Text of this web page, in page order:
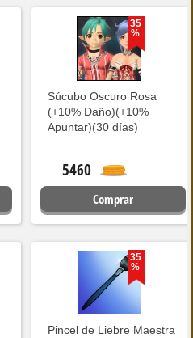
35
%
Súcubo Oscuro Rosa
(+10% Daño)(+10%
Apuntar)(30 días)
5460
Comprar
35
%
Pincel de Liebre Maestra